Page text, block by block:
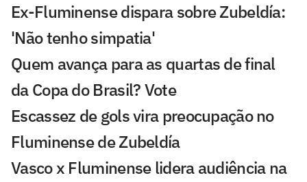
Ex-Fluminense dispara sobre Zubeldía:
'Não tenho simpatia'
Quem avança para as quartas de final
da Copa do Brasil? Vote
Escassez de gols vira preocupação no
Fluminense de Zubeldía
Vasco x Fluminense lidera audiência na